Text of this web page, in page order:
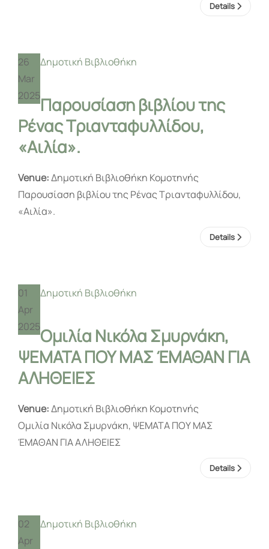
Details
26
Mar
2025
Δημοτική Βιβλιοθήκη
Παρουσίαση βιβλίου της
Ρένας Τριανταφυλλίδου,
«Αιλία».
Venue:Δημοτική Βιβλιοθήκη Κομοτηνής
Παρουσίαση βιβλίου της Ρένας Τριανταφυλλίδου,
«Αιλία».
Details
01
Apr
2025
Δημοτική Βιβλιοθήκη
Ομιλία Νικόλα Σμυρνάκη,
ΨΕΜΑΤΑ ΠΟΥ ΜΑΣ ΈΜΑΘΑΝ ΓΙΑ
ΑΛΗΘΕΙΕΣ
Venue:Δημοτική Βιβλιοθήκη Κομοτηνής
Ομιλία Νικόλα Σμυρνάκη, ΨΕΜΑΤΑ ΠΟΥ ΜΑΣ
ΈΜΑΘΑΝ ΓΙΑ ΑΛΗΘΕΙΕΣ
Details
02
Apr
Δημοτική Βιβλιοθήκη